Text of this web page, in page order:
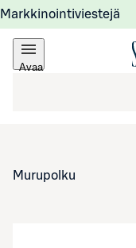
Markkinointiviestejä
Avaa
Murupolku